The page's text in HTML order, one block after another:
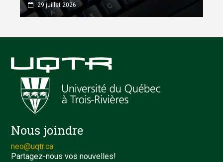
29 juillet 2026
Nous joindre
neo@uqtr.ca
Partagez-nous vos nouvelles!